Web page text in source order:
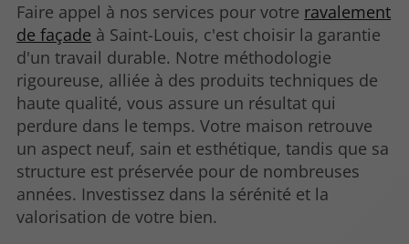
Faire appel à nos services pour votre ravalement
de façade à Saint-Louis, c'est choisir la garantie
d'un travail durable. Notre méthodologie
rigoureuse, alliée à des produits techniques de
haute qualité, vous assure un résultat qui
perdure dans le temps. Votre maison retrouve
un aspect neuf, sain et esthétique, tandis que sa
structure est préservée pour de nombreuses
années. Investissez dans la sérénité et la
valorisation de votre bien.